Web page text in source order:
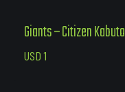
Giants – Citizen Kabuto
USD1